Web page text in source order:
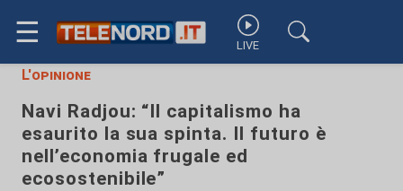
☰ LIVE
L'opinione
Navi Radjou: “Il capitalismo ha
esaurito la sua spinta. Il futuro è
nell’economia frugale ed
ecosostenibile”